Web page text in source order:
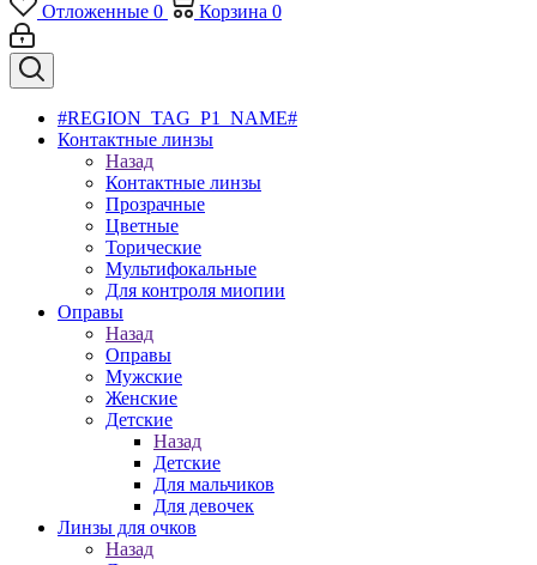
Отложенные 0 Корзина 0
#REGION_TAG_P1_NAME#
Контактные линзы
Назад
Контактные линзы
Прозрачные
Цветные
Торические
Мультифокальные
Для контроля миопии
Оправы
Назад
Оправы
Мужские
Женские
Детские
Назад
Детские
Для мальчиков
Для девочек
Линзы для очков
Назад